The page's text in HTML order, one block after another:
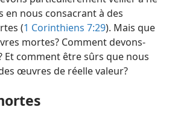
en nous consacrant à des
(1 Corinthiens 7:29). Mais que
mortes? Comment devons-​
Et comment être sûrs que nous
œuvres de réelle valeur?